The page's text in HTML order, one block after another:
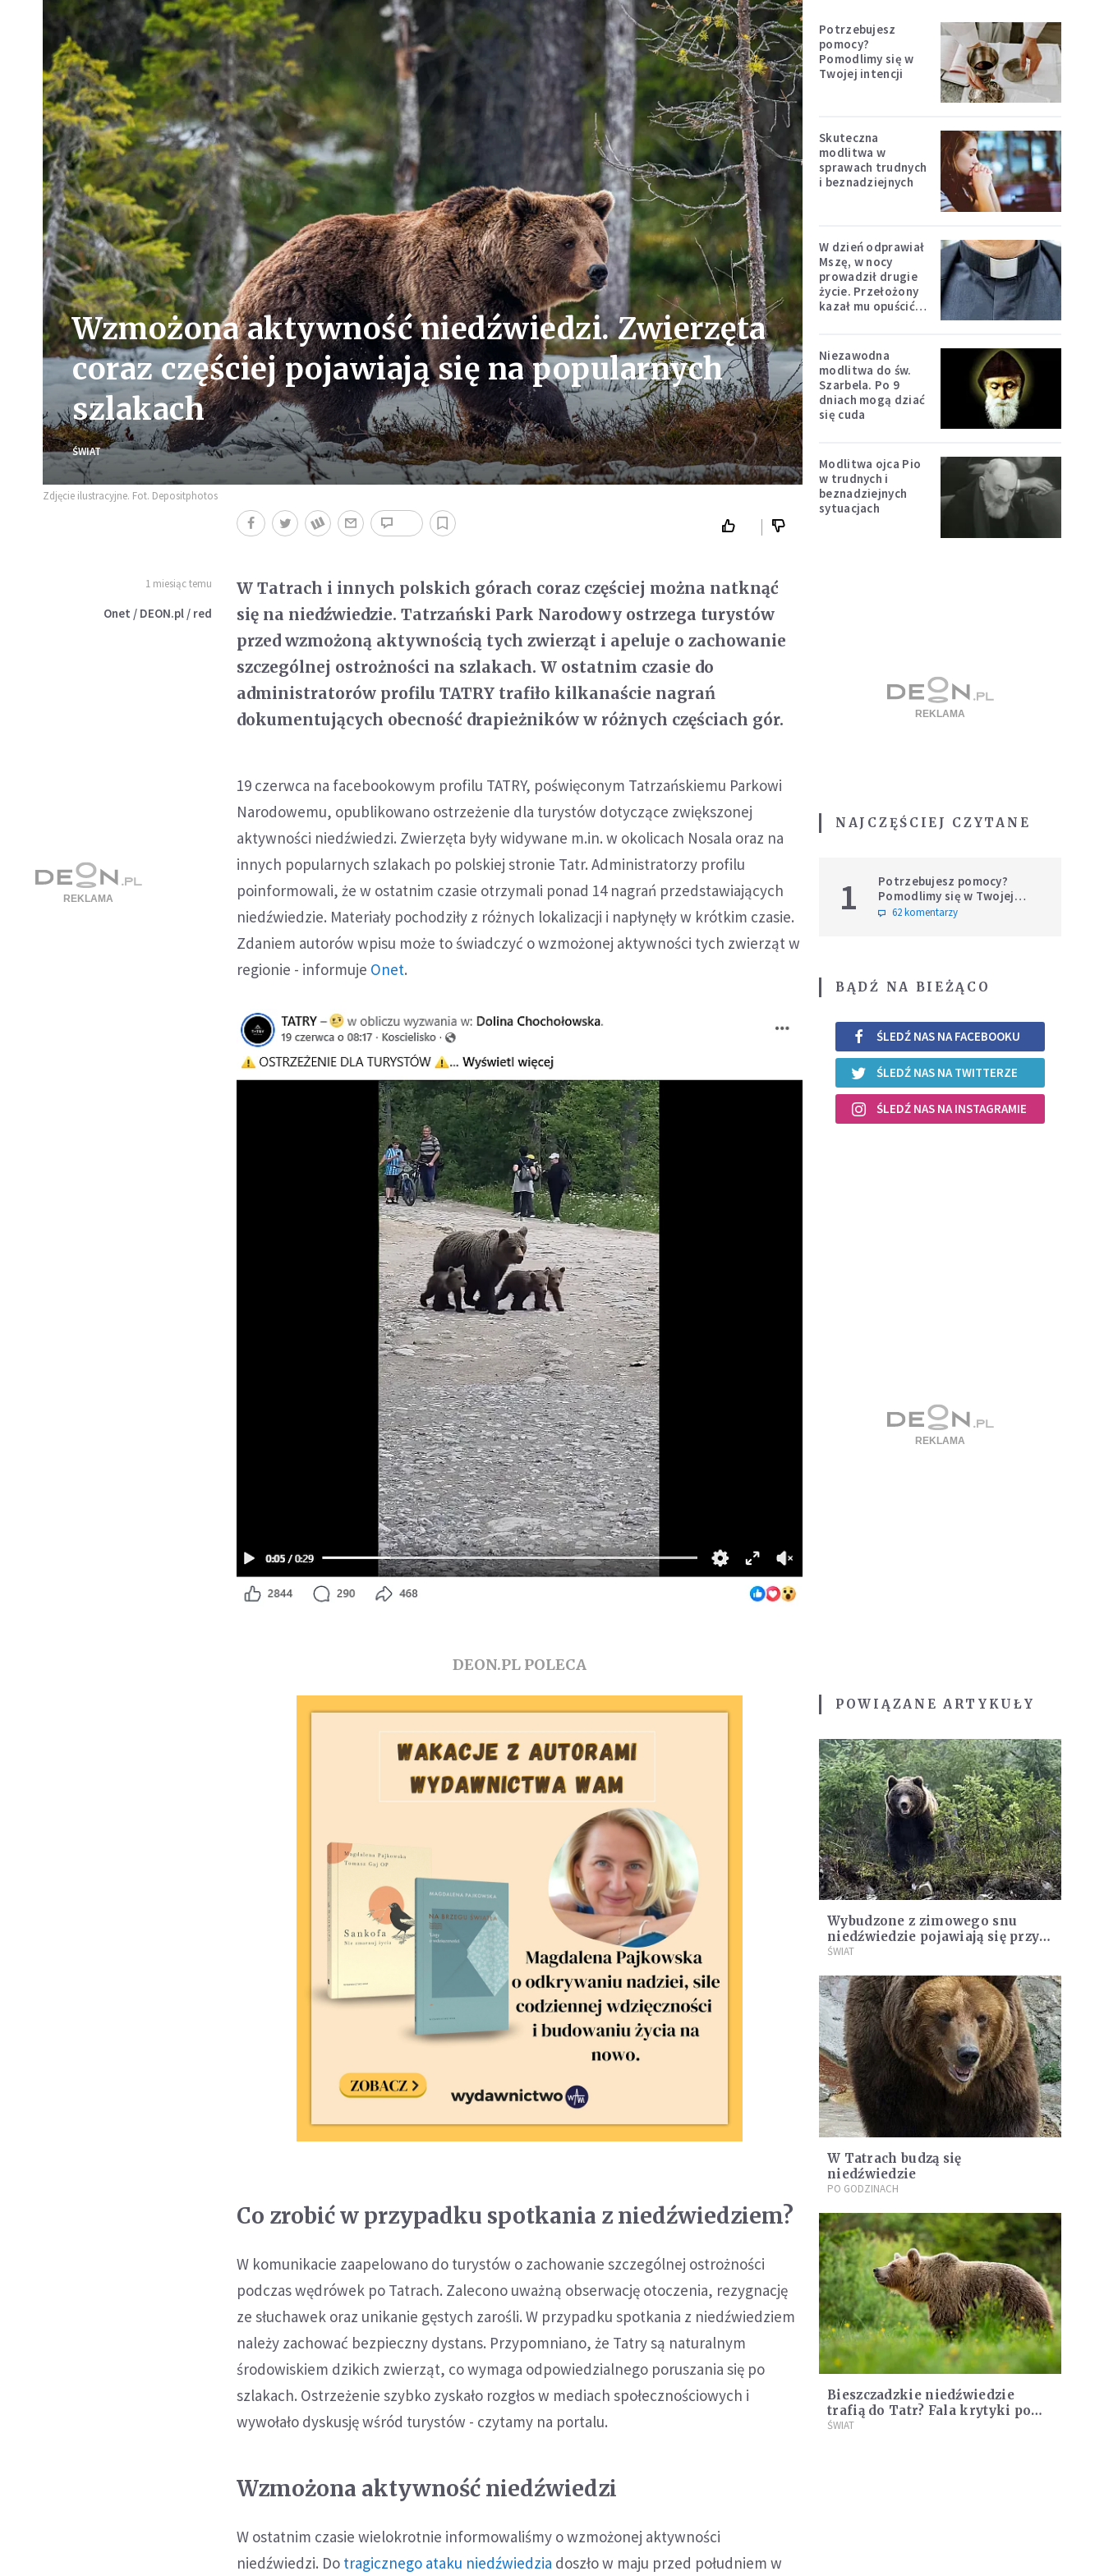
Wzmożona aktywność niedźwiedzi. Zwierzęta
coraz częściej pojawiają się na popularnych
szlakach
ŚWIAT
Zdjęcie ilustracyjne. Fot. Depositphotos
1 miesiąc temu
Onet / DEON.pl / red
W Tatrach i innych polskich górach coraz częściej można natknąć
się na niedźwiedzie. Tatrzański Park Narodowy ostrzega turystów
przed wzmożoną aktywnością tych zwierząt i apeluje o zachowanie
szczególnej ostrożności na szlakach. W ostatnim czasie do
administratorów profilu TATRY trafiło kilkanaście nagrań
dokumentujących obecność drapieżników w różnych częściach gór.
19 czerwca na facebookowym profilu TATRY, poświęconym Tatrzańskiemu Parkowi
Narodowemu, opublikowano ostrzeżenie dla turystów dotyczące zwiększonej
aktywności niedźwiedzi. Zwierzęta były widywane m.in. w okolicach Nosala oraz na
innych popularnych szlakach po polskiej stronie Tatr. Administratorzy profilu
poinformowali, że w ostatnim czasie otrzymali ponad 14 nagrań przedstawiających
niedźwiedzie. Materiały pochodziły z różnych lokalizacji i napłynęły w krótkim czasie.
Zdaniem autorów wpisu może to świadczyć o wzmożonej aktywności tych zwierząt w
regionie - informuje Onet.
DEON.PL POLECA
Co zrobić w przypadku spotkania z niedźwiedziem?
W komunikacie zaapelowano do turystów o zachowanie szczególnej ostrożności
podczas wędrówek po Tatrach. Zalecono uważną obserwację otoczenia, rezygnację
ze słuchawek oraz unikanie gęstych zarośli. W przypadku spotkania z niedźwiedziem
należy zachować bezpieczny dystans. Przypomniano, że Tatry są naturalnym
środowiskiem dzikich zwierząt, co wymaga odpowiedzialnego poruszania się po
szlakach. Ostrzeżenie szybko zyskało rozgłos w mediach społecznościowych i
wywołało dyskusję wśród turystów - czytamy na portalu.
Wzmożona aktywność niedźwiedzi
W ostatnim czasie wielokrotnie informowaliśmy o wzmożonej aktywności
niedźwiedzi. Do tragicznego ataku niedźwiedzia doszło w maju przed południem w
Potrzebujesz
pomocy?
Pomodlimy się w
Twojej intencji
Skuteczna
modlitwa w
sprawach trudnych
i beznadziejnych
W dzień odprawiał
Mszę, w nocy
prowadził drugie
życie. Przełożony
kazał mu opuścić
Niezawodna
modlitwa do św.
Szarbela. Po 9
dniach mogą dziać
się cuda
Modlitwa ojca Pio
w trudnych i
beznadziejnych
sytuacjach
NAJCZĘŚCIEJ CZYTANE
1
Potrzebujesz pomocy?
Pomodlimy się w Twojej
intencji
62 komentarzy
BĄDŹ NA BIEŻĄCO
ŚLEDŹ NAS NA FACEBOOKU
ŚLEDŹ NAS NA TWITTERZE
ŚLEDŹ NAS NA INSTAGRAMIE
POWIĄZANE ARTYKUŁY
Wybudzone z zimowego snu
niedźwiedzie pojawiają się przy
domach
ŚWIAT
W Tatrach budzą się
niedźwiedzie
PO GODZINACH
Bieszczadzkie niedźwiedzie
trafią do Tatr? Fala krytyki po
propozycji wiceministra
ŚWIAT